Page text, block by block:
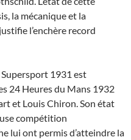
la mécanique et la
l’enchère record
1931 est
24 Heures du Mans 1932
et Louis Chiron. Son état
compétition
lui ont permis d’atteindre la